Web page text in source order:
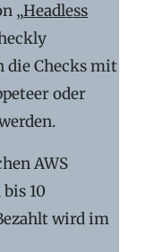
„Headless
Checks mit
oder
AWS
10
wird im